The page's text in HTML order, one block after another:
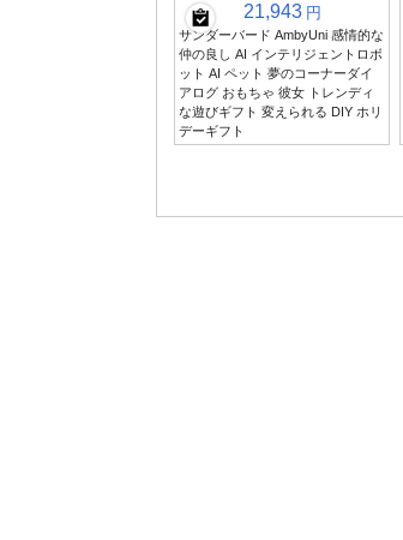
21,943 円
サンダーバード AmbyUni 感情的な
仲の良し AI インテリジェントロボ
ット AI ペット 夢のコーナーダイ
アログ おもちゃ 彼女 トレンディ
な遊びギフト 変えられる DIY ホリ
デーギフト